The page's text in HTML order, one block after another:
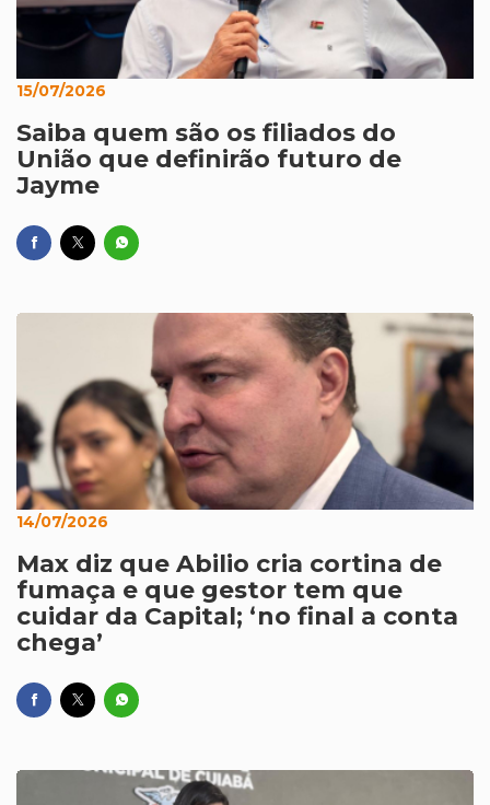
15/07/2026
Saiba quem são os filiados do
União que definirão futuro de
Jayme
14/07/2026
Max diz que Abilio cria cortina de
fumaça e que gestor tem que
cuidar da Capital; ‘no final a conta
chega’